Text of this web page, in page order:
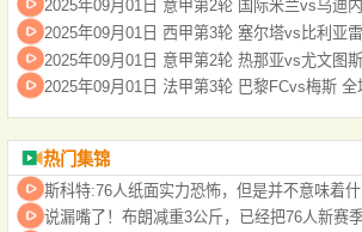
2025年09月01日 意甲第2轮 国际米兰vs乌迪
2025年09月01日 西甲第3轮 塞尔塔vs比利亚
2025年09月01日 意甲第2轮 热那亚vs尤文图
2025年09月01日 法甲第3轮 巴黎FCvs梅斯 全
热门集锦
斯科特:76人纸面实力恐怖，但是并不意味着什
说漏嘴了！布朗减重3公斤，已经把76人新赛